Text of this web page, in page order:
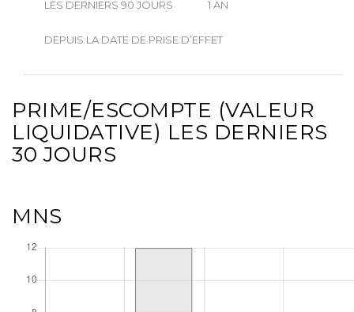
LES DERNIERS 90 JOURS 1 AN
DEPUIS LA DATE DE PRISE D’EFFET
PRIME/ESCOMPTE (VALEUR
LIQUIDATIVE) LES DERNIERS
30 JOURS
MNS